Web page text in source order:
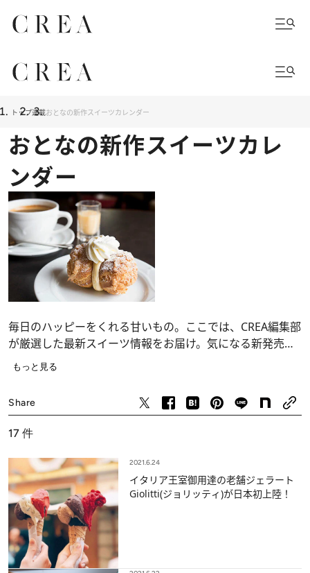
トップ連載おとなの新作スイーツカレンダー
おとなの新作スイーツカレ
ンダー
毎日のハッピーをくれる甘いもの。ここでは、CREA編集部
が厳選した最新スイーツ情報をお届け。気になる新発売フ
ードから、期間限定アイテム、お取り寄せまでピックアッ
もっと見る
Share
17 件
2021.6.24
イタリア王室御用達の老舗ジェラート
Giolitti(ジョリッティ)が日本初上陸！